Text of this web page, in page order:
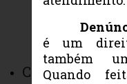
Apresentação
Legislação
Links
Fale Conosco
Controladoria
Registre
acordo com
é um
também
Quando